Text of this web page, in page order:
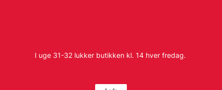
E-mail:info@dbvvs.dk
I uge 31-32 lukker butikken kl. 14 hver fredag.